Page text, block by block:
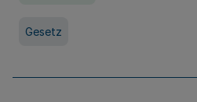
Gesetz